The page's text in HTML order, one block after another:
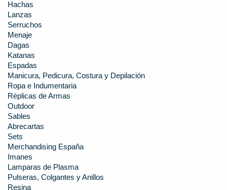
Hachas
Lanzas
Serruchos
Menaje
Dagas
Katanas
Espadas
Manicura, Pedicura, Costura y Depilación
Ropa e Indumentaria
Réplicas de Armas
Outdoor
Sables
Abrecartas
Sets
Merchandising España
Imanes
Lamparas de Plasma
Pulseras, Colgantes y Anillos
Resina